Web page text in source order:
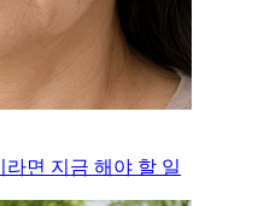
면 지금 해야 할 일